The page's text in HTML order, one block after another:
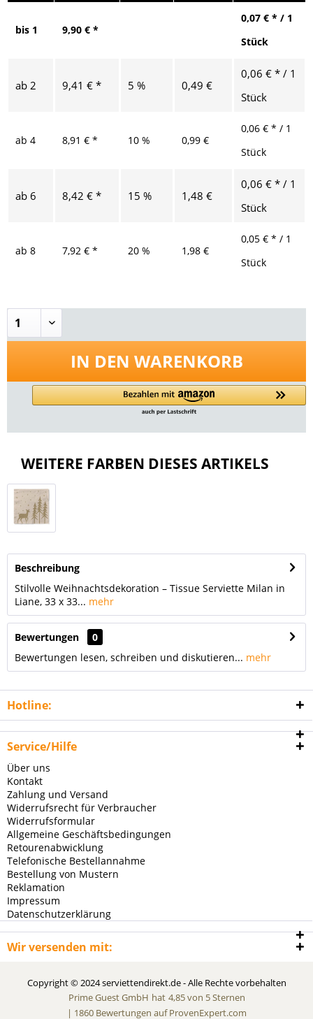
bis 1 9,90 € *
0,07 € * / 1
Stück
ab 2 9,41 € * 5 % 0,49 €
0,06 € * / 1
Stück
ab 4 8,91 € * 10 % 0,99 €
0,06 € * / 1
Stück
ab 6 8,42 € * 15 % 1,48 €
0,06 € * / 1
Stück
ab 8 7,92 € * 20 % 1,98 €
0,05 € * / 1
Stück
IN DEN WARENKORB
WEITERE FARBEN DIESES ARTIKELS
Beschreibung
Stilvolle Weihnachtsdekoration – Tissue Serviette Milan in
Liane, 33 x 33... mehr
Bewertungen
0
Bewertungen lesen, schreiben und diskutieren... mehr
Hotline:
Service/Hilfe
Über uns
Kontakt
Zahlung und Versand
Widerrufsrecht für Verbraucher
Widerrufsformular
Allgemeine Geschäftsbedingungen
Retourenabwicklung
Telefonische Bestellannahme
Bestellung von Mustern
Reklamation
Impressum
Datenschutzerklärung
Wir versenden mit:
Copyright © 2024 serviettendirekt.de - Alle Rechte vorbehalten
Prime Guest GmbH hat 4,85von 5Sternen
| 1860Bewertungen auf ProvenExpert.com